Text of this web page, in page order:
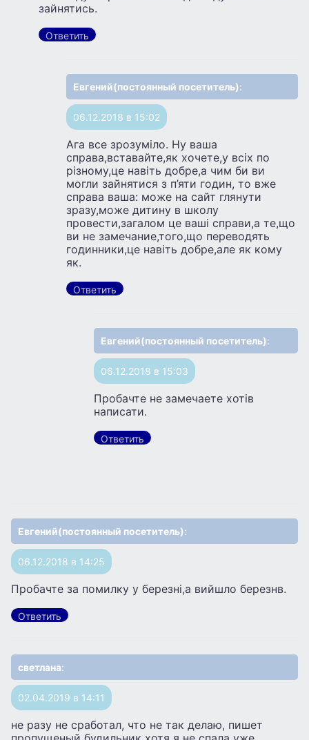
зайнятись.
Ответить
Евгений(постоянный посетитель):
06.12.2018 в 15:02
Ага все зрозумiло. Ну ваша
справа,вставайте,як хочете,у всiх по
рiзному,це навiть добре,а чим би ви
могли зайнятися з п’яти годин, то вже
справа ваша: може на сайт глянути
зразу,може дитину в школу
провести,загалом це вашi справи,а те,що
ви не замечание,того,що переводять
годинники,це навiть добре,але як кому
як.
Ответить
Евгений(постоянный посетитель):
06.12.2018 в 15:03
Пробачте не замечаете хотiв
написати.
Ответить
Евгений(постоянный посетитель):
06.12.2018 в 14:25
Пробачте за помилку у березні,а вийшло березнв.
Ответить
светлана:
02.04.2019 в 14:11
не разу не сработал, что не так делаю, пишет